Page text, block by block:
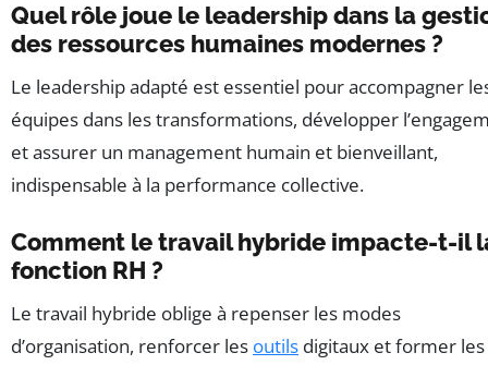
Quel rôle joue le leadership dans la
des ressources humaines modernes ?
Le leadership adapté est essentiel pour accompagner
équipes dans les transformations, développer
et assurer un management humain et bienveillant,
indispensable à la performance collective.
Comment le travail hybride impacte-t-il
fonction RH ?
Le travail hybride oblige à repenser les modes
d’organisation, renforcer les outils digitaux et former les